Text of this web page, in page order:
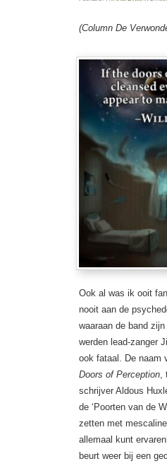
(Column De
Ook al was ik ooit
nooit aan de
waaraan de band
werden lead-zanger
ook fataal. De naam
Doors of Perception,
schrijver Aldous
de ‘Poorten van de
zetten met
allemaal kunt
beurt weer bij een